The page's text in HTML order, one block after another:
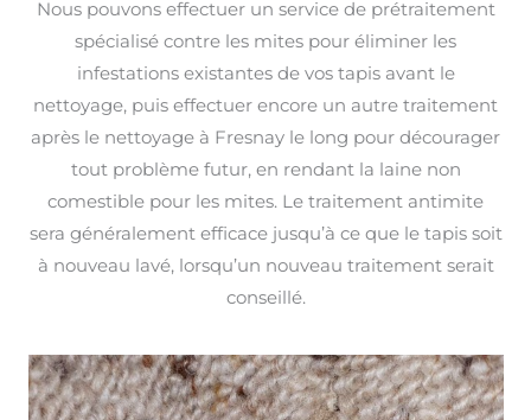
Nous pouvons effectuer un service de prétraitement
spécialisé contre les mites pour éliminer les
infestations existantes de vos tapis avant le
nettoyage, puis effectuer encore un autre traitement
après le nettoyage à Fresnay le long pour décourager
tout problème futur, en rendant la laine non
comestible pour les mites. Le traitement antimite
sera généralement efficace jusqu’à ce que le tapis soit
à nouveau lavé, lorsqu’un nouveau traitement serait
conseillé.